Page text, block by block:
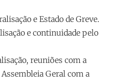
e Estado de Greve.
e continuidade pelo
reuniões com a
Geral com a